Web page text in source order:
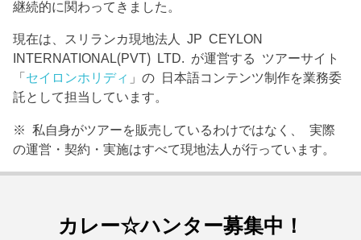
継続的に関わってきました。
現在は、スリランカ現地法人 JP CEYLON
INTERNATIONAL(PVT) LTD. が運営する ツアーサイト
「セイロンホリディ 」の 日本語コンテンツ制作を業務委
託として担当しています。
※ 私自身がツアーを販売しているわけではなく、 実際
の運営・契約・実施はすべて現地法人が行っています。
カレー☆ハンター募集中！